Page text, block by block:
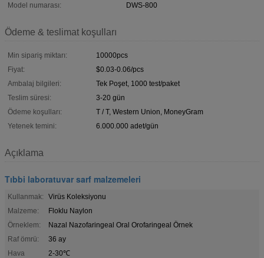
Model numarası:
DWS-800
Ödeme & teslimat koşulları
Min sipariş miktarı:
10000pcs
Fiyat:
$0.03-0.06/pcs
Ambalaj bilgileri:
Tek Poşet, 1000 test/paket
Teslim süresi:
3-20 gün
Ödeme koşulları:
T / T, Western Union, MoneyGram
Yetenek temini:
6.000.000 adet/gün
Açıklama
Tıbbi laboratuvar sarf malzemeleri
Kullanmak:
Virüs Koleksiyonu
Malzeme:
Floklu Naylon
Örneklem:
Nazal Nazofaringeal Oral Orofaringeal Örnek
Raf ömrü:
36 ay
Hava
2-30℃